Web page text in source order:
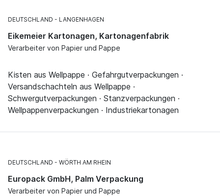
DEUTSCHLAND LANGENHAGEN
Eikemeier Kartonagen, Kartonagenfabrik
Verarbeiter von Papier und Pappe
Kisten aus Wellpappe · Gefahrgutverpackungen ·
Versandschachteln aus Wellpappe ·
Schwergutverpackungen · Stanzverpackungen ·
Wellpappenverpackungen · Industriekartonagen
DEUTSCHLAND WÖRTH AM RHEIN
Europack GmbH, Palm Verpackung
Verarbeiter von Papier und Pappe